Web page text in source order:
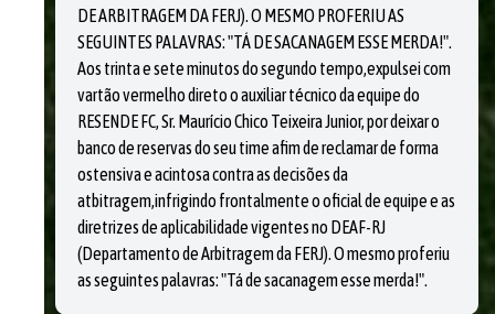
DE ARBITRAGEM DA FERJ). O MESMO PROFERIU AS
SEGUINTES PALAVRAS: "TÁ DE SACANAGEM ESSE MERDA!".
Aos trinta e sete minutos do segundo tempo,expulsei com
vartão vermelho direto o auxiliar técnico da equipe do
RESENDE FC, Sr. Maurício Chico Teixeira Junior, por deixar o
banco de reservas do seu time afim de reclamar de forma
ostensiva e acintosa contra as decisões da
atbitragem,infrigindo frontalmente o oficial de equipe e as
diretrizes de aplicabilidade vigentes no DEAF-RJ
(Departamento de Arbitragem da FERJ). O mesmo proferiu
as seguintes palavras: "Tá de sacanagem esse merda!".